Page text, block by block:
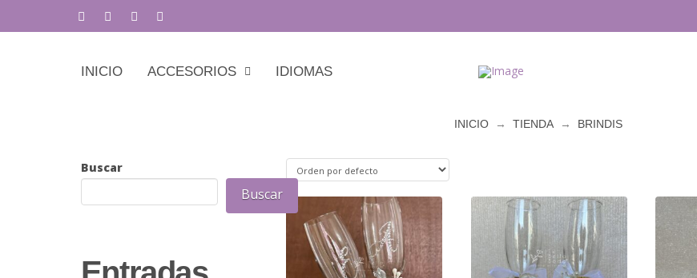
INICIO ACCESORIOS IDIOMAS
INICIO → TIENDA → BRINDIS
Buscar
Buscar